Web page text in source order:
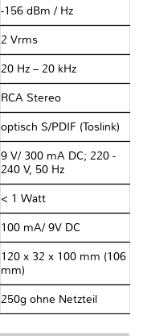
-156 dBm / Hz
2 Vrms
20 Hz – 20 kHz
RCA Stereo
optisch S/PDIF (Toslink)
9 V/ 300 mA DC; 220 -
240 V, 50 Hz
< 1 Watt
100 mA/ 9V DC
120 x 32 x 100 mm (106
mm)
250g ohne Netzteil